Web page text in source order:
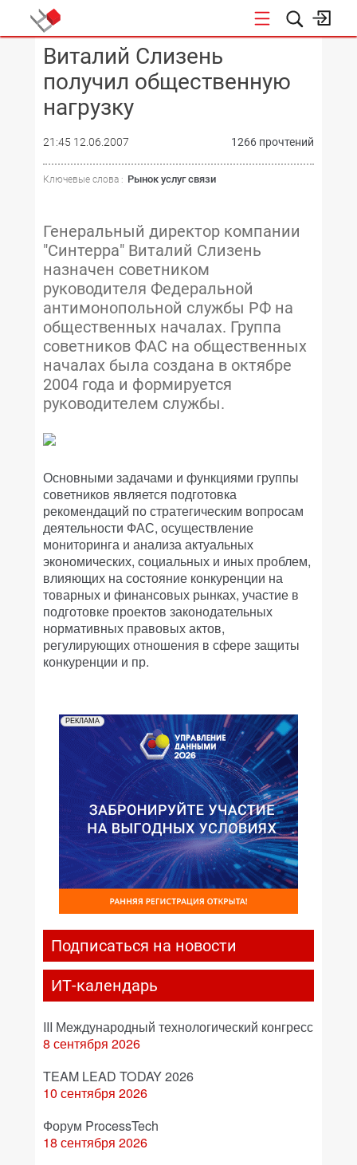
КОНФЕРЕНЦИИ
Виталий Слизень
получил общественную
нагрузку
21:45 12.06.2007 1266 прочтений
Ключевые слова : Рынок услуг связи
Генеральный директор компании
"Синтерра" Виталий Слизень
назначен советником
руководителя Федеральной
антимонопольной службы РФ на
общественных началах. Группа
советников ФАС на общественных
началах была создана в октябре
2004 года и формируется
руководителем службы.
Основными задачами и функциями группы
советников является подготовка
рекомендаций по стратегическим вопросам
деятельности ФАС, осуществление
мониторинга и анализа актуальных
экономических, социальных и иных проблем,
влияющих на состояние конкуренции на
товарных и финансовых рынках, участие в
подготовке проектов законодательных
нормативных правовых актов,
регулирующих отношения в сфере защиты
конкуренции и пр.
РЕКЛАМА
Подписаться на новости
ИТ-календарь
III Международный технологический конгресс
8 сентября 2026
TEAM LEAD TODAY 2026
10 сентября 2026
Форум ProcessTech
18 сентября 2026